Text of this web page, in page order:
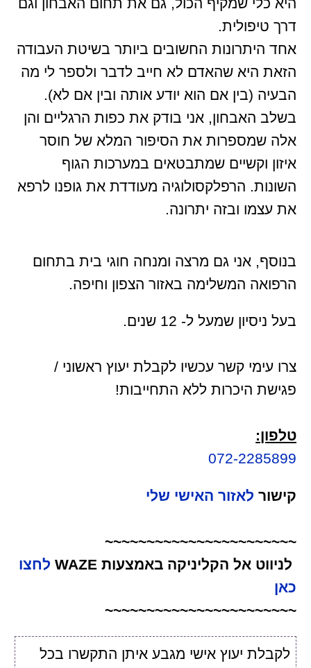
דרך טיפולית.
אחד היתרונות החשובים ביותר בשיטת העבודה
הזאת היא שהאדם לא חייב לדבר ולספר לי מה
הבעיה (בין אם הוא יודע אותה ובין אם לא).
בשלב האבחון, אני בודק את כפות הרגליים והן
אלה שמספרות את הסיפור המלא של חוסר
איזון וקשיים שמתבטאים במערכות הגוף
השונות. הרפלקסולוגיה מעודדת את גופנו לרפא
את עצמו ובזה יתרונה.
בנוסף, אני גם מרצה ומנחה חוגי בית בתחום
הרפואה המשלימה באזור הצפון וחיפה.
בעל ניסיון שמעל ל- 12 שנים.
צרו עימי קשר עכשיו לקבלת יעוץ ראשוני /
פגישת היכרות ללא התחייבות!
טלפון:
072-2285899
קישור לאזור האישי שלי
~~~~~~~~~~~~~~~~~~~~~~~
לניווט אל הקליניקה באמצעות WAZE
לחצו
כאן
~~~~~~~~~~~~~~~~~~~~~~~
לקבלת יעוץ אישי מגבע איתן התקשרו בכל